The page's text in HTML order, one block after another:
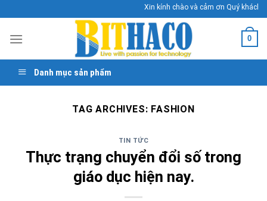
to
content
Xin kính chào và cảm ơn Quý khách
0
Danh mục sản phẩm
TAG ARCHIVES: FASHION
TIN TỨC
Thực trạng chuyển đổi số trong
giáo dục hiện nay.